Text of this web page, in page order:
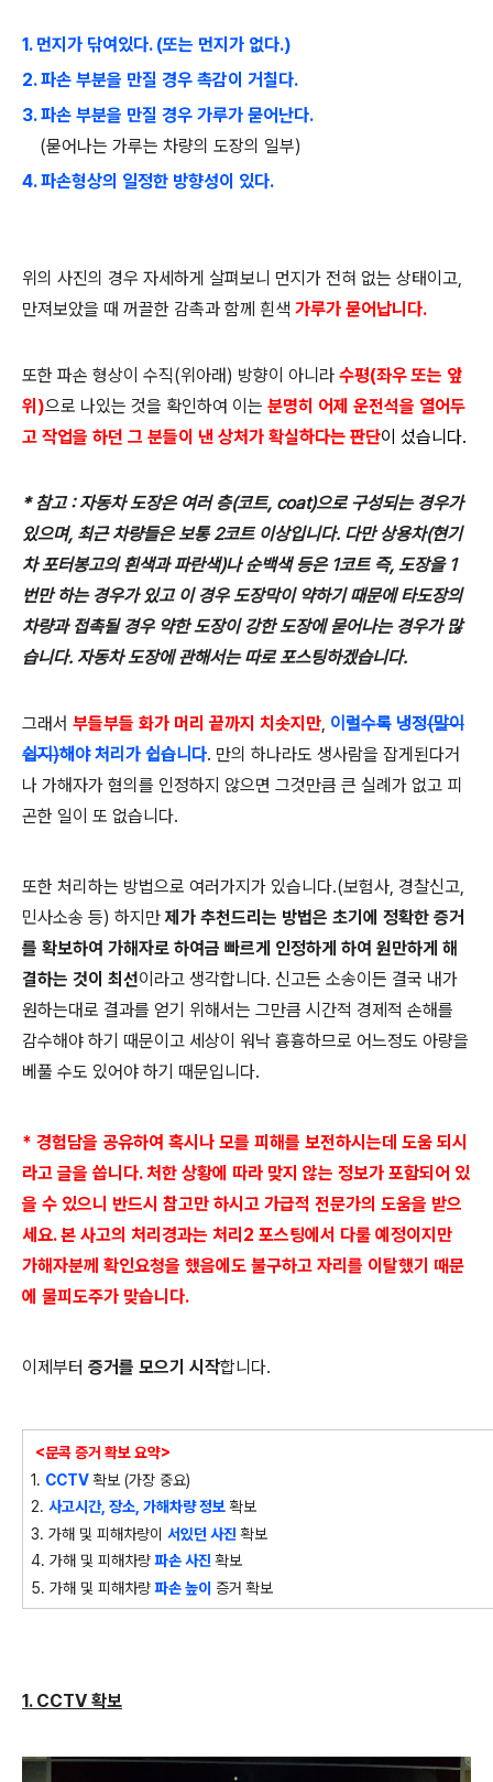
1. 먼지가 닦여있다. (또는 먼지가 없다.)
2. 파손 부분을 만질 경우 촉감이 거칠다.
3. 파손 부분을 만질 경우 가루가 묻어난다.
(묻어나는 가루는 차량의 도장의 일부)
4. 파손형상의 일정한 방향성이 있다.
위의 사진의 경우 자세하게 살펴보니 먼지가 전혀 없는 상태이고,
만져보았을 때 꺼끌한 감촉과 함께 흰색 가루가 묻어납니다.
또한 파손 형상이 수직(위아래) 방향이 아니라 수평(좌우 또는 앞
위)으로 나있는 것을 확인하여 이는 분명히 어제 운전석을 열어두
고 작업을 하던 그 분들이 낸 상처가 확실하다는 판단이 섰습니다.
* 참고 : 자동차 도장은 여러 층(코트, coat)으로 구성되는 경우가
있으며, 최근 차량들은 보통 2코트 이상입니다. 다만 상용차(현기
차 포터봉고의 흰색과 파란색)나 순백색 등은 1코트 즉, 도장을 1
번만 하는 경우가 있고 이 경우 도장막이 약하기 때문에 타도장의
차량과 접촉될 경우 약한 도장이 강한 도장에 묻어나는 경우가 많
습니다. 자동차 도장에 관해서는 따로 포스팅하겠습니다.
그래서 부들부들 화가 머리 끝까지 치솟지만 이럴수록 냉정(말이
쉽지)해야 처리가 쉽습니다. 만의 하나라도 생사람을 잡게된다거
나 가해자가 혐의를 인정하지 않으면 그것만큼 큰 실례가 없고 피
곤한 일이 또 없습니다.
또한 처리하는 방법으로 여러가지가 있습니다.(보험사, 경찰신고,
민사소송 등) 하지만제가 추천드리는 방법은 초기에 정확한 증거
를 확보하여 가해자로 하여금 빠르게 인정하게 하여 원만하게 해
결하는 것이 최선이라고 생각합니다. 신고든 소송이든 결국 내가
원하는대로 결과를 얻기 위해서는 그만큼 시간적 경제적 손해를
감수해야 하기 때문이고 세상이 워낙 흉흉하므로 어느정도 아량을
베풀 수도 있어야 하기 때문입니다.
* 경험담을 공유하여 혹시나 모를 피해를 보전하시는데 도움 되시
라고 글을 씁니다. 처한 상황에 따라 맞지 않는 정보가 포함되어 있
을 수 있으니 반드시 참고만 하시고 가급적 전문가의 도움을 받으
세요. 본 사고의 처리경과는 처리2 포스팅에서 다룰 예정이지만
가해자분께 확인요청을 했음에도 불구하고 자리를 이탈했기 때문
에 물피도주가 맞습니다.
이제부터 증거를 모으기 시작합니다.
<문콕 증거 확보 요약>
1. CCTV확보 (가장 중요)
2. 사고시간, 장소, 가해차량 정보확보
3. 가해 및 피해차량이 서있던 사진 확보
4. 가해 및 피해차량 파손 사진 확보
5. 가해 및 피해차량파손 높이 증거 확보
1. CCTV 확보